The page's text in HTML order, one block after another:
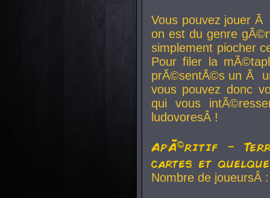
Vous pouvez jouer
on est du genre
simplement piocher
Pour filer la
prÃ©sentÃ©s un Ã
vous pouvez donc
qui vous
ludovoresÂ !
ApÃ©ritif -
cartes et
Nombre de